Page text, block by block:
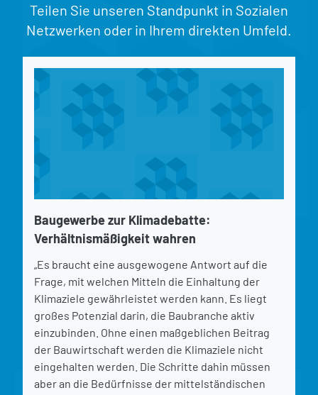
Teilen Sie unseren Standpunkt in Sozialen
Netzwerken oder in Ihrem direkten Umfeld.
Baugewerbe zur Klimadebatte:
Verhältnismäßigkeit wahren
„Es braucht eine ausgewogene Antwort auf die
Frage, mit welchen Mitteln die Einhaltung der
Klimaziele gewährleistet werden kann. Es liegt
großes Potenzial darin, die Baubranche aktiv
einzubinden. Ohne einen maßgeblichen Beitrag
der Bauwirtschaft werden die Klimaziele nicht
eingehalten werden. Die Schritte dahin müssen
aber an die Bedürfnisse der mittelständischen